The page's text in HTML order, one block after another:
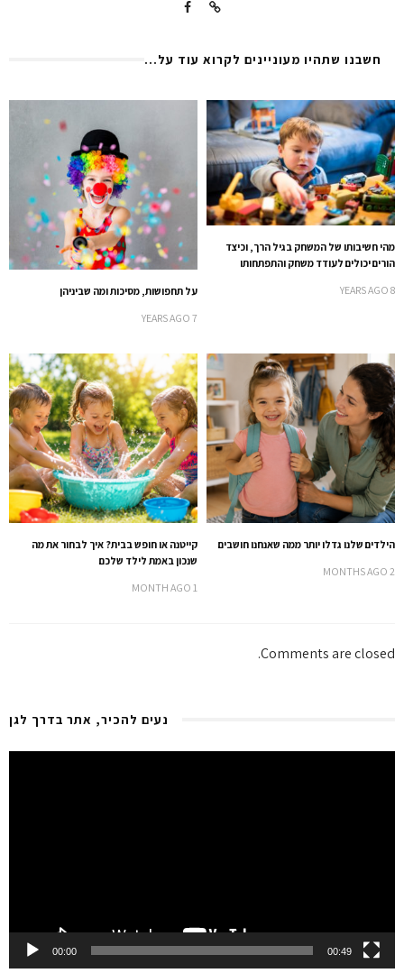
חשבנו שתהיו מעוניינים לקרוא עוד על...
על תחפושות, מסיכות ומה שביניהן
7 YEARS AGO
מהי חשיבותו של המשחק בגיל הרך, וכיצד
הורים יכולים לעודד משחק והתפתחותו
8 YEARS AGO
קייטנה או חופש בבית? איך לבחור את מה
שנכון באמת לילד שלכם
1 MONTH AGO
הילדים שלנו גדלו יותר ממה שאנחנו חושבים
2 MONTHS AGO
Comments are closed.
נעים להכיר, אתר בדרך לגן
00:00 00:49